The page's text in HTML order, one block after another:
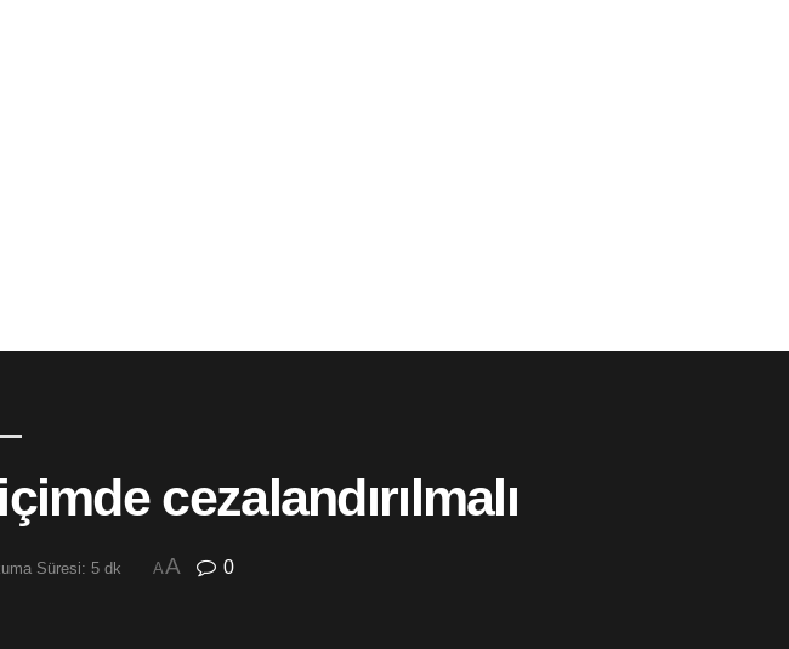
cezalandırılmalı
Süresi: 5 dk AA 0